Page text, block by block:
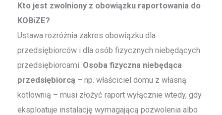
Kto jest zwolniony z obowiązku raportowania do
KOBiZE?
Ustawa rozróżnia zakres obowiązku dla
przedsiębiorców i dla osób fizycznych niebędących
przedsiębiorcami. Osoba fizyczna niebędąca
przedsiębiorcą – np. właściciel domu z własną
kotłownią – musi złożyć raport wyłącznie wtedy, gdy
eksploatuje instalację wymagającą pozwolenia albo